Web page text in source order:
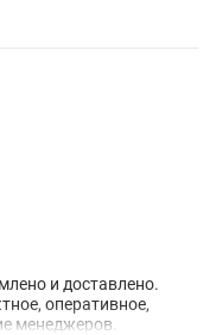
и доставлено.
оперативное,
менеджеров.